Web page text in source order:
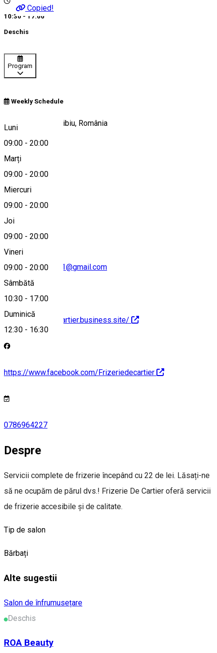
Copied!
10:30 - 17:00
Deschis
Program
Weekly Schedule
Luni
09:00 - 20:00
Marți
09:00 - 20:00
Miercuri
09:00 - 20:00
Joi
09:00 - 20:00
Vineri
09:00 - 20:00
Sâmbătă
10:30 - 17:00
Duminică
12:30 - 16:30
Strada Rahovei, Sibiu, România
Hartă
frizerie.de.cartier1@gmail.com
http://frizeriedecartier.business.site/
https://www.facebook.com/Frizeriedecartier
0786964227
Despre
Servicii complete de frizerie începând cu 22 de lei. Lăsați-ne
să ne ocupăm de părul dvs.! Frizerie De Cartier oferă servicii
de frizerie accesibile și de calitate.
Tip de salon
Bărbați
Alte sugestii
Salon de înfrumusețare
Deschis
ROA Beauty